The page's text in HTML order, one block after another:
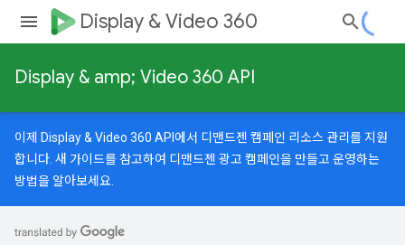
Display & Video 360
Display & amp; Video 360 API
이제 Display & Video 360 API에서 디맨드젠 캠페인 리소스 관리를 지원
합니다. 새 가이드를 참고하여 디맨드젠 광고 캠페인을 만들고 운영하는
방법을 알아보세요.